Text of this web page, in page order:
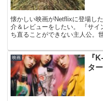
懐かしい映画がNetflixに登場し
介＆レビューをしたい。 『サ
ち直ることができない主人公。
映画
『
タ